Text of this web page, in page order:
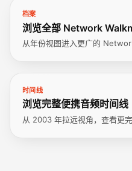
档案
浏览全部 Network
从年份视图进入更广的
时间线
浏览完整便携音频时间线
从 2003 年拉远视角，查看更